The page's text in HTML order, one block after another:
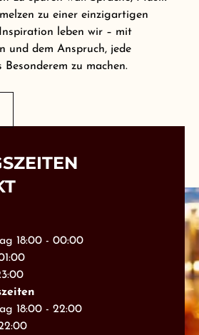
zu einer einzigartigen
leben wir – mit
und dem Anspruch, jede
zu machen.
18:00 - 00:00
18:00 - 22:00